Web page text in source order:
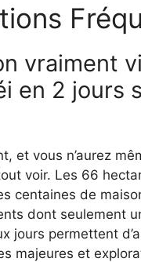
vraiment
en 2 jours
et vous n’aurez
voir. Les 66
centaines de
dont seulement
jours permettent
majeures et